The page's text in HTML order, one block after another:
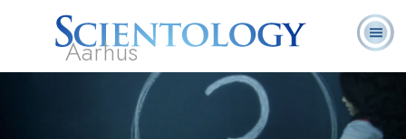
Aarhus
Scientology?
Frivillige
Hjælpere
Ofte stillede
spørgsmål